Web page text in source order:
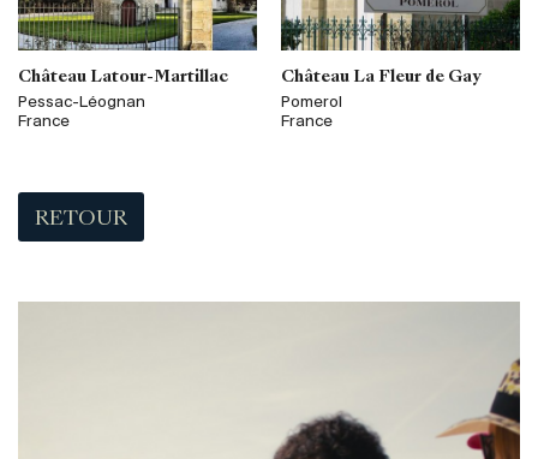
Château Latour-Martillac
Pessac-Léognan
France
Château La Fleur de Gay
Pomerol
France
RETOUR